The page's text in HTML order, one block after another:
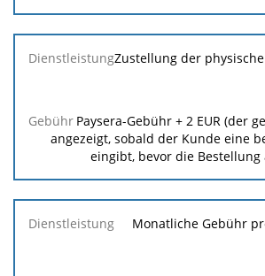
Zustellung der
Paysera-Gebühr + 2 EUR (der
angezeigt, sobald der Kunde eine
eingibt, bevor die
Monatliche Gebühr